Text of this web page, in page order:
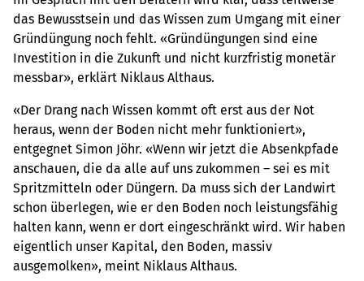
das Bewusstsein und das Wissen zum Umgang mit einer
Gründüngung noch fehlt. «Gründüngungen sind eine
Investition in die Zukunft und nicht kurzfristig monetär
messbar», erklärt Niklaus Althaus.
«Der Drang nach Wissen kommt oft erst aus der Not
heraus, wenn der Boden nicht mehr funktioniert»,
entgegnet Simon Jöhr. «Wenn wir jetzt die Absenkpfade
anschauen, die da alle auf uns zukommen – sei es mit
Spritzmitteln oder Düngern. Da muss sich der Landwirt
schon überlegen, wie er den Boden noch leistungsfähig
halten kann, wenn er dort eingeschränkt wird. Wir haben
eigentlich unser Kapital, den Boden, massiv
ausgemolken», meint Niklaus Althaus.